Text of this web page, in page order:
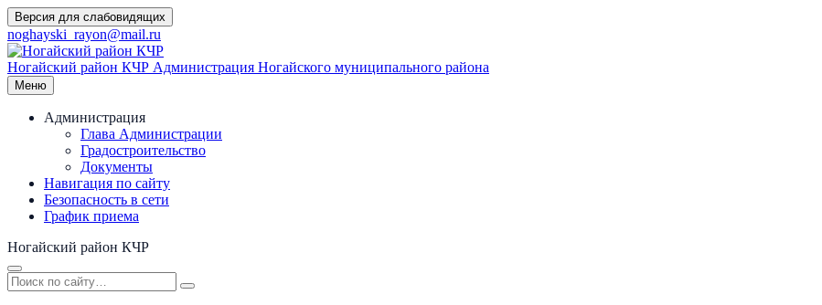
Перейти
к
содержимому
Версия для слабовидящих
noghayski_rayon@mail.ru
Ногайский район КЧР Администрация Ногайского муниципального района
Меню
Администрация
Глава Администрации
Градостроительство
Документы
Навигация по сайту
Безопасность в сети
График приема
Ногайский район КЧР